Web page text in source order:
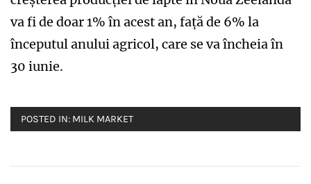
va fi de doar 1% în acest an, față de 6% la
începutul anului agricol, care se va încheia în
30 iunie.
POSTED IN: MILK MARKET